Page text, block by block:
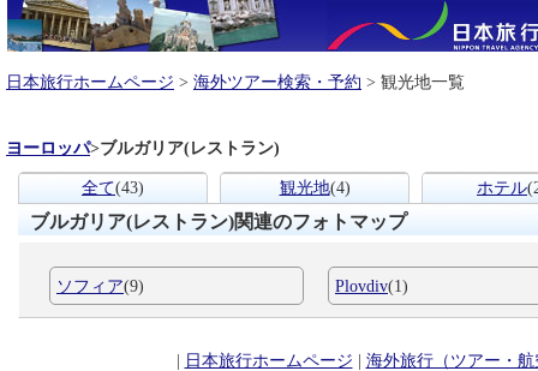
日本旅行ホームページ > 海外ツアー検索・予約 > 観光地一覧
ヨーロッパ>ブルガリア(レストラン)
全て(43) 観光地(4) ホテル
ブルガリア(レストラン)関連のフォトマップ
ソフィア(9) Plovdiv(1)
| 日本旅行ホームページ | 海外旅行（ツアー・航